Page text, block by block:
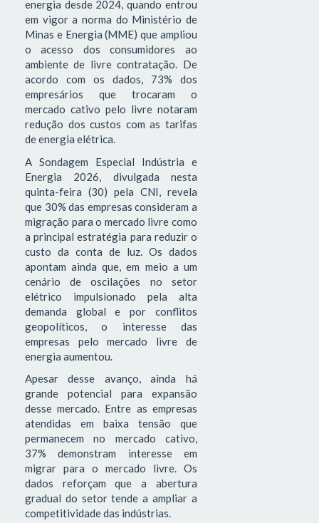
energia desde 2024, quando entrou
em vigor a norma do Ministério de
Minas e Energia (MME) que ampliou
o acesso dos consumidores ao
ambiente de livre contratação. De
acordo com os dados, 73% dos
empresários que trocaram o
mercado cativo pelo livre notaram
redução dos custos com as tarifas
de energia elétrica.
A Sondagem Especial Indústria e
Energia 2026, divulgada nesta
quinta-feira (30) pela CNI, revela
que 30% das empresas consideram a
migração para o mercado livre como
a principal estratégia para reduzir o
custo da conta de luz. Os dados
apontam ainda que, em meio a um
cenário de oscilações no setor
elétrico impulsionado pela alta
demanda global e por conflitos
geopolíticos, o interesse das
empresas pelo mercado livre de
energia aumentou.
Apesar desse avanço, ainda há
grande potencial para expansão
desse mercado. Entre as empresas
atendidas em baixa tensão que
permanecem no mercado cativo,
37% demonstram interesse em
migrar para o mercado livre. Os
dados reforçam que a abertura
gradual do setor tende a ampliar a
competitividade das indústrias.